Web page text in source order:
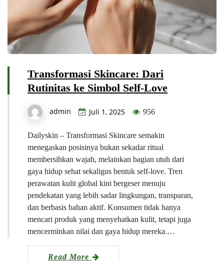
Transformasi Skincare: Dari
Rutinitas ke Simbol Self-Love
admin Juli 1, 2025 956
Dailyskin – Transformasi Skincare semakin
menegaskan posisinya bukan sekadar ritual
membersihkan wajah, melainkan bagian utuh dari
gaya hidup sehat sekaligus bentuk self-love. Tren
perawatan kulit global kini bergeser menuju
pendekatan yang lebih sadar lingkungan, transparan,
dan berbasis bahan aktif. Konsumen tidak hanya
mencari produk yang menyehatkan kulit, tetapi juga
mencerminkan nilai dan gaya hidup mereka.…
Read More